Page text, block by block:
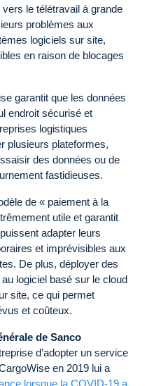
le télétravail à grande
problèmes aux
logiciels sur site,
en raison de blocages
garantit que les données
endroit sécurisé et
logistiques
plusieurs plateformes,
des données ou de
fastidieuses.
de « paiement à la
utile et garantit
adapter leurs
et imprévisibles aux
De plus, déployer des
logiciel basé sur le cloud
site, ce qui permet
et coûteux.
de Sanco
d’adopter un service
en 2019 lui a
lorsque la COVID-19 a